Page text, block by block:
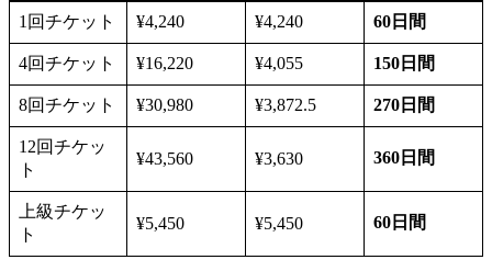
1回チケット ¥4,240 ¥4,240 60日間
4回チケット ¥16,220 ¥4,055 150日間
8回チケット ¥30,980 ¥3,872.5 270日間
12回チケッ
ト
¥43,560 ¥3,630 360日間
上級チケッ
ト
¥5,450 ¥5,450 60日間